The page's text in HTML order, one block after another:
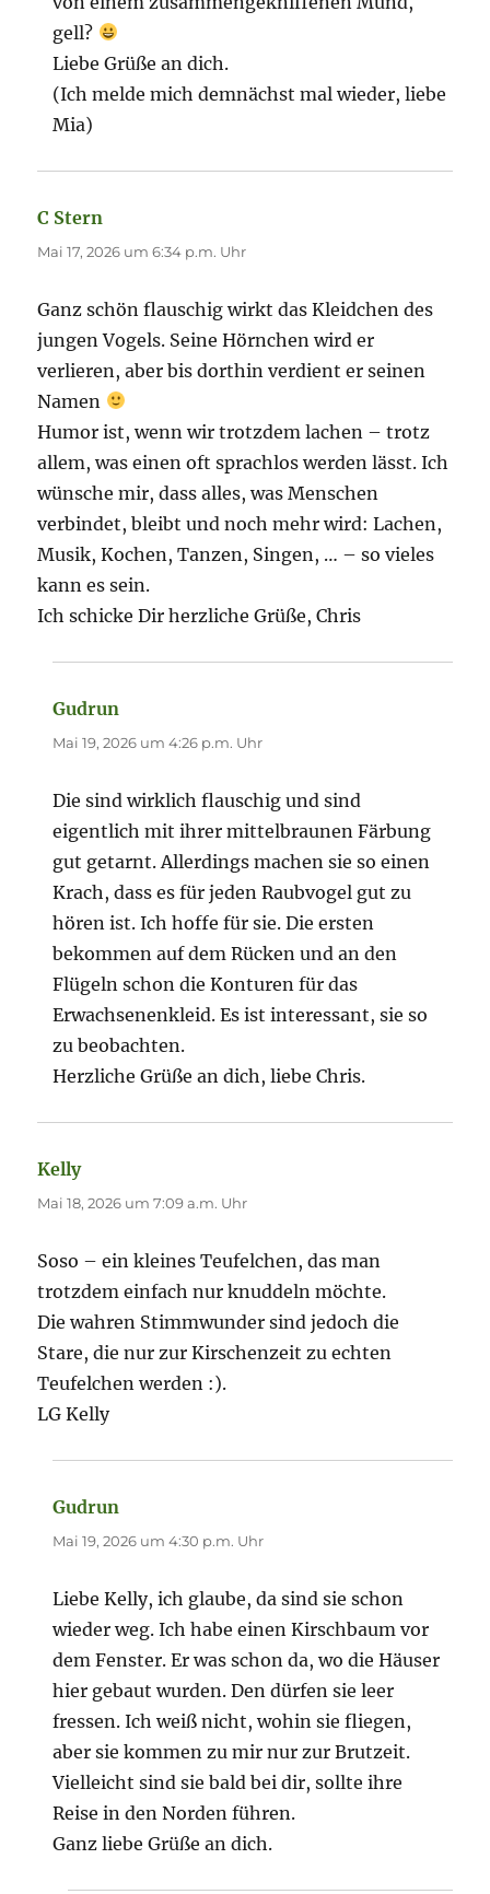
gell?
Liebe Grüße an dich.
(Ich melde mich demnächst mal wieder, liebe
Mia)
C Stern
Mai 17, 2026 um 6:34 p.m. Uhr
Ganz schön flauschig wirkt das Kleidchen des
jungen Vogels. Seine Hörnchen wird er
verlieren, aber bis dorthin verdient er seinen
Namen
Humor ist, wenn wir trotzdem lachen – trotz
allem, was einen oft sprachlos werden lässt. Ich
wünsche mir, dass alles, was Menschen
verbindet, bleibt und noch mehr wird: Lachen,
Musik, Kochen, Tanzen, Singen, … – so vieles
kann es sein.
Ich schicke Dir herzliche Grüße, Chris
Gudrun
Mai 19, 2026 um 4:26 p.m. Uhr
Die sind wirklich flauschig und sind
eigentlich mit ihrer mittelbraunen Färbung
gut getarnt. Allerdings machen sie so einen
Krach, dass es für jeden Raubvogel gut zu
hören ist. Ich hoffe für sie. Die ersten
bekommen auf dem Rücken und an den
Flügeln schon die Konturen für das
Erwachsenenkleid. Es ist interessant, sie so
zu beobachten.
Herzliche Grüße an dich, liebe Chris.
Kellysagt:
Mai 18, 2026 um 7:09 a.m. Uhr
Soso – ein kleines Teufelchen, das man
trotzdem einfach nur knuddeln möchte.
Die wahren Stimmwunder sind jedoch die
Stare, die nur zur Kirschenzeit zu echten
Teufelchen werden :).
LG Kelly
Gudrun
Mai 19, 2026 um 4:30 p.m. Uhr
Liebe Kelly, ich glaube, da sind sie schon
wieder weg. Ich habe einen Kirschbaum vor
dem Fenster. Er was schon da, wo die Häuser
hier gebaut wurden. Den dürfen sie leer
fressen. Ich weiß nicht, wohin sie fliegen,
aber sie kommen zu mir nur zur Brutzeit.
Vielleicht sind sie bald bei dir, sollte ihre
Reise in den Norden führen.
Ganz liebe Grüße an dich.